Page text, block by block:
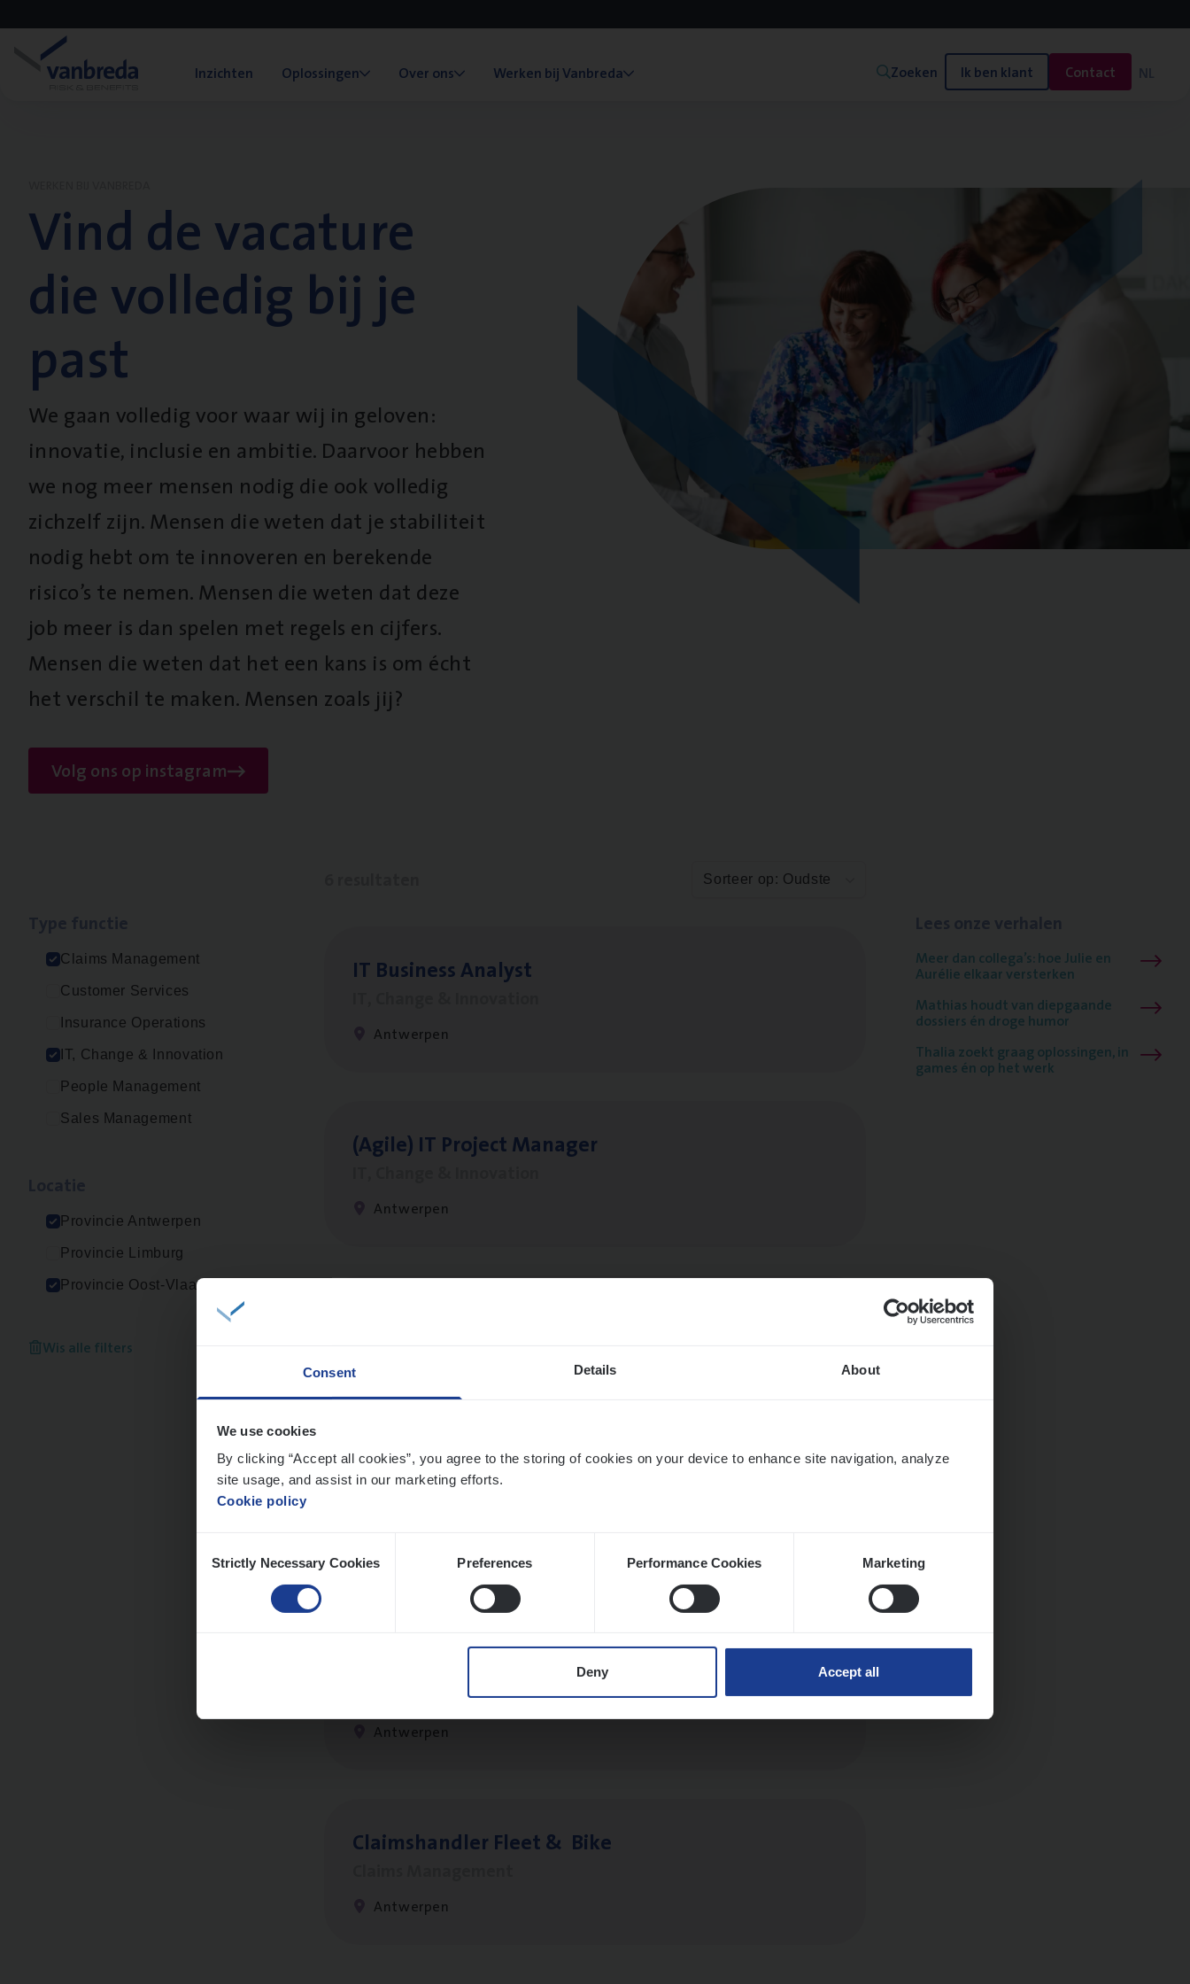
Consent Details About
We use cookies
By clicking “Accept all cookies”, you agree to the storing of cookies on your device to enhance site navigation, analyze
site usage, and assist in our marketing efforts.
Cookie policy
Selection
Strictly Necessary Cookies Preferences Performance Cookies Marketing
Deny Accept all
Inzichten Oplossingen Over ons Werken bij Vanbreda Zoeken Ik ben klant Contact NL
Vind de vacature
die volledig bij je
past
We gaan volledig voor waar wij in geloven:
innovatie, inclusie en ambitie. Daarvoor hebben
we nog meer mensen nodig die ook volledig
zichzelf zijn. Mensen die weten dat je stabiliteit
nodig hebt om te innoveren en berekende
risico’s te nemen. Mensen die weten dat deze
job meer is dan spelen met regels en cijfers.
Mensen die weten dat het een kans is om écht
het verschil te maken. Mensen zoals jij?
Volg ons op instagram
Claims Management
Customer Services
Insurance Operations
IT, Change & Innovation
People Management
Sales Management
Provincie Antwerpen
Provincie Limburg
Provincie Oost-Vlaanderen
Wis alle filters
Sorteer op: Oudste
IT Busi­ness Analyst
Antwerpen
(Agi­le) IT Pro­ject Manager
Antwerpen
Scha­de Expert Fleet
Antwerpen
IT, Change & Innovation
Antwerpen
Claims­hand­ler Fleet& Bike
Antwerpen
Meer dan collega’s: hoe Julie en
Aurélie elkaar versterken
Mathias houdt van diepgaande
dossiers én droge humor
Thalia zoekt graag oplossingen, in
games én op het werk